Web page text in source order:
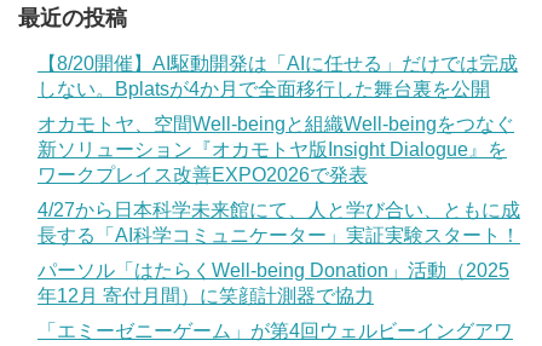
最近の投稿
【8/20開催】AI駆動開発は「AIに任せる」だけでは完成
しない。Bplatsが4か月で全面移行した舞台裏を公開
オカモトヤ、空間Well-beingと組織Well-beingをつなぐ
新ソリューション『オカモトヤ版Insight Dialogue』を
ワークプレイス改善EXPO2026で発表
4/27から日本科学未来館にて、人と学び合い、ともに成
長する「AI科学コミュニケーター」実証実験スタート！
パーソル「はたらくWell-being Donation」活動（2025
年12月 寄付月間）に笑顔計測器で協力
「エミーゼニーゲーム」が第4回ウェルビーイングアワ